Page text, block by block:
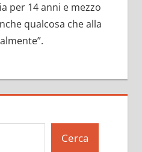
per 14 anni e mezzo
qualcosa che alla
Cerca